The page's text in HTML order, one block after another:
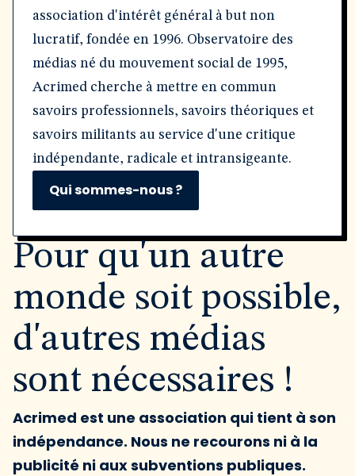
association d'intérêt général à but non
lucratif, fondée en 1996. Observatoire des
médias né du mouvement social de 1995,
Acrimed cherche à mettre en commun
savoirs professionnels, savoirs théoriques et
savoirs militants au service d'une critique
indépendante, radicale et intransigeante.
Qui sommes-nous ?
Pour qu'un autre
monde soit possible,
d'autres médias
sont nécessaires !
Acrimed est une association qui tient à son
indépendance. Nous ne recourons ni à la
publicité ni aux subventions publiques.